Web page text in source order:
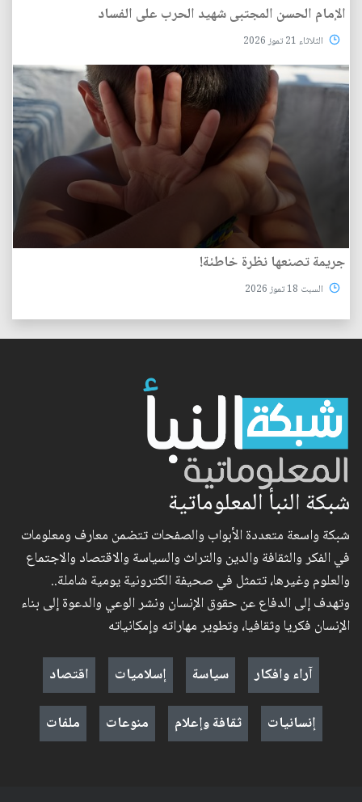
الإمام الحسن المجتبى شهيد الحرب على الفساد
الثلاثاء 21 تموز 2026
جريمة تصنعها نظرة خاطئة!
السبت 18 تموز 2026
شبكة النبأ المعلوماتية
شبكة واسعة متعددة الأبواب والصفحات تتضمن معارف ومعلومات
في الفكر والثقافة والدين والتراث والسياسة والاقتصاد والاجتماع
والعلوم وغيرها، تتمثل في صحيفة الكترونية يومية شاملة..
وتهدف إلى الدفاع عن حقوق الإنسان ونشر الوعي والدعوة إلى بناء
الإنسان فكريا وثقافيا، وتطوير مهاراته وإمكانياته
آراء وافكار
سياسة إسلاميات
اقتصاد
إنسانيات
ثقافة وإعلام منوعات ملفات